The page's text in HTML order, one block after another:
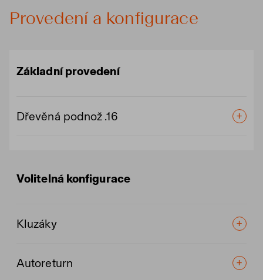
Provedení a konfigurace
Základní provedení
Dřevěná podnož .16
Volitelná konfigurace
Kluzáky
Autoreturn